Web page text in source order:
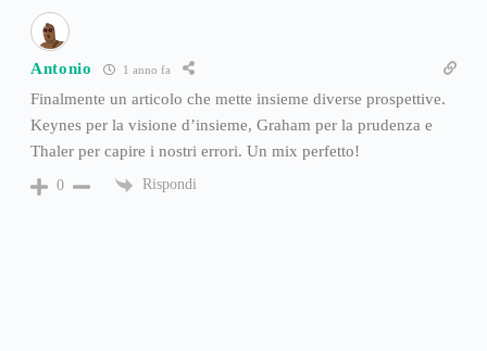
Antonio 1 anno fa
Finalmente un articolo che mette insieme diverse prospettive.
Keynes per la visione d’insieme, Graham per la prudenza e
Thaler per capire i nostri errori. Un mix perfetto!
0 Rispondi